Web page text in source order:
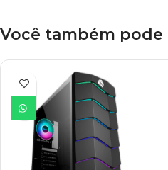
Você também